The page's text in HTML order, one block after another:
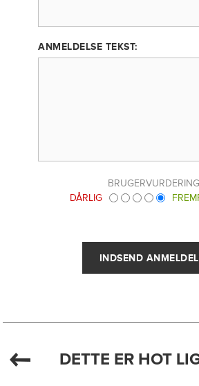
ANMELDELSE TEKST:
DÅRLIG
DETTE ER HOT